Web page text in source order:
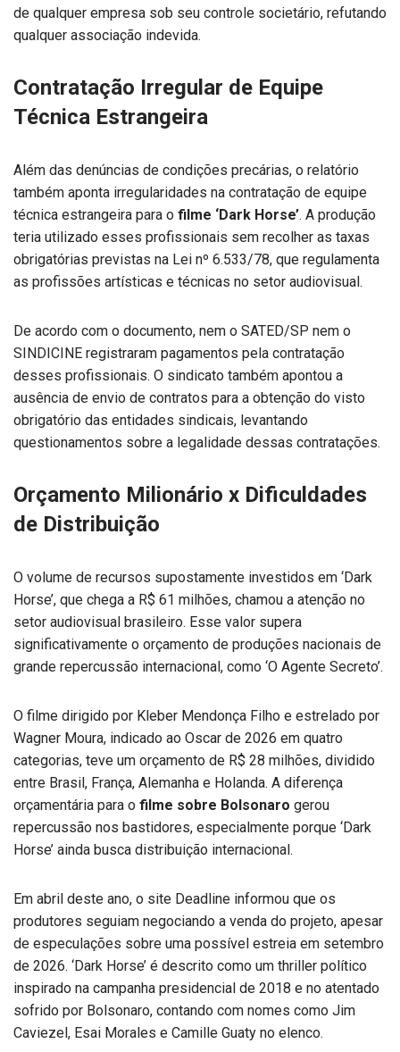
de qualquer empresa sob seu controle societário, refutando
qualquer associação indevida.
Contratação Irregular de Equipe
Técnica Estrangeira
Além das denúncias de condições precárias, o relatório
também aponta irregularidades na contratação de equipe
técnica estrangeira para o filme ‘Dark Horse’. A produção
teria utilizado esses profissionais sem recolher as taxas
obrigatórias previstas na Lei nº 6.533/78, que regulamenta
as profissões artísticas e técnicas no setor audiovisual.
De acordo com o documento, nem o SATED/SP nem o
SINDICINE registraram pagamentos pela contratação
desses profissionais. O sindicato também apontou a
ausência de envio de contratos para a obtenção do visto
obrigatório das entidades sindicais, levantando
questionamentos sobre a legalidade dessas contratações.
Orçamento Milionário x Dificuldades
de Distribuição
O volume de recursos supostamente investidos em ‘Dark
Horse’, que chega a R$ 61 milhões, chamou a atenção no
setor audiovisual brasileiro. Esse valor supera
significativamente o orçamento de produções nacionais de
grande repercussão internacional, como ‘O Agente Secreto’.
O filme dirigido por Kleber Mendonça Filho e estrelado por
Wagner Moura, indicado ao Oscar de 2026 em quatro
categorias, teve um orçamento de R$ 28 milhões, dividido
entre Brasil, França, Alemanha e Holanda. A diferença
orçamentária para o filme sobre Bolsonaro gerou
repercussão nos bastidores, especialmente porque ‘Dark
Horse’ ainda busca distribuição internacional.
Em abril deste ano, o site Deadline informou que os
produtores seguiam negociando a venda do projeto, apesar
de especulações sobre uma possível estreia em setembro
de 2026. ‘Dark Horse’ é descrito como um thriller político
inspirado na campanha presidencial de 2018 e no atentado
sofrido por Bolsonaro, contando com nomes como Jim
Caviezel, Esai Morales e Camille Guaty no elenco.